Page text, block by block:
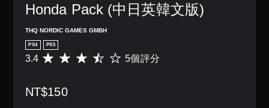
Honda Pack (中日英韓文版)
THQ NORDIC GAMES GMBH
PS4 PS5
平
分
3.4 5個評分
NT$150